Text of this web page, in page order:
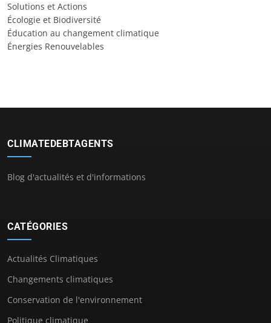
Solutions et Actions
Écologie et Biodiversité
Éducation au changement climatique
Énergies Renouvelables
CLIMATEDEBTAGENTS
Blog d'actualités et d'informations
CATÉGORIES
Actualités Climatiques
Changements climatiques
Conservation de l'environnement
Politique climatique